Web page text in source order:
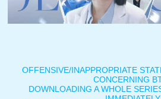
OFFENSIVE/INAPPROPRIATE
CONCERNING
DOWNLOADING A WHOLE